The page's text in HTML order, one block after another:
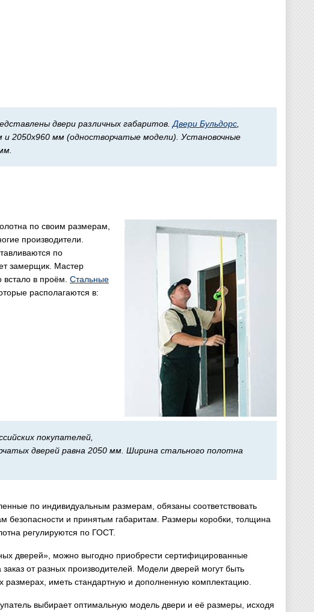
двери различных габаритов. Двери Бульдорс
2050x960 мм (одностворчатые модели). Установочные
по своим размерам,
производители.
по
замерщик. Мастер
в проём. Стальные
располагаются в:
покупателей,
дверей равна 2050 мм. Ширина стального полотна
по индивидуальным размерам, обязаны соответствовать
безопасности и принятым габаритам. Размеры коробки, толщина
регулируются по ГОСТ.
дверей», можно выгодно приобрести сертифицированные
от разных производителей. Модели дверей могут быть
размерах, иметь стандартную и дополненную комплектацию.
выбирает оптимальную модель двери и её размеры, исходя